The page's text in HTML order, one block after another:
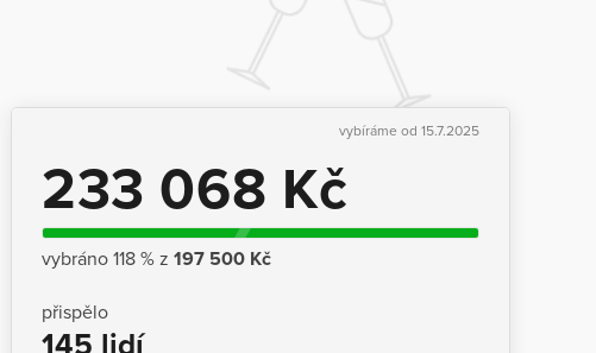
vybíráme od 15.7.2025
233 068 Kč
vybráno 118 % z 197 500 Kč
přispělo
145 lidí